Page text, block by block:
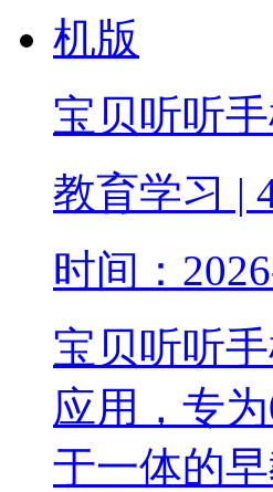
宝贝听听
教育学习 |
时间：
宝贝听听
应用，专
于一体的